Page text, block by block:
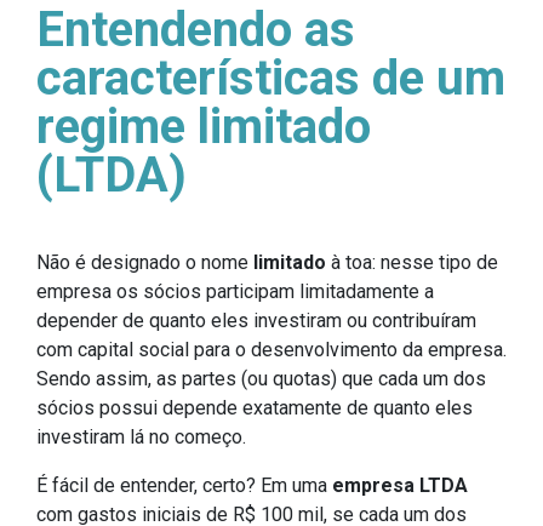
Entendendo as
características de um
regime limitado
(LTDA)
Não é designado o nome limitado à toa: nesse tipo de
empresa os sócios participam limitadamente a
depender de quanto eles investiram ou contribuíram
com capital social para o desenvolvimento da empresa.
Sendo assim, as partes (ou quotas) que cada um dos
sócios possui depende exatamente de quanto eles
investiram lá no começo.
É fácil de entender, certo? Em uma empresa LTDA
com gastos iniciais de R$ 100 mil, se cada um dos